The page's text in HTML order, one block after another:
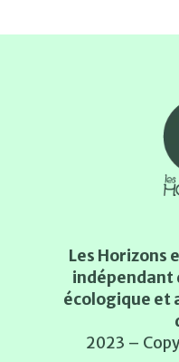
Les Horizons
indépendant
écologique et
2023 –